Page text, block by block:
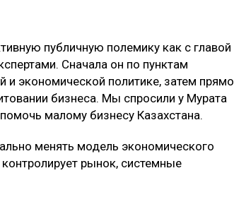
публичную полемику как с главой
Сначала он по пунктам
и экономической политике, затем прямо
бизнеса. Мы спросили у Мурата
малому бизнесу Казахстана.
менять модель экономического
рынок, системные